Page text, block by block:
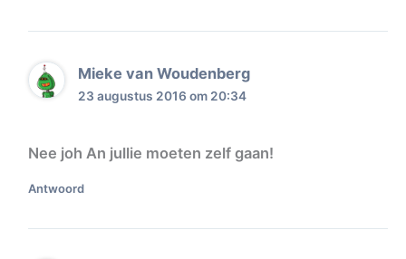
Mieke van Woudenberg
23 augustus 2016 om 20:34
Nee joh An jullie moeten zelf gaan!
Antwoord